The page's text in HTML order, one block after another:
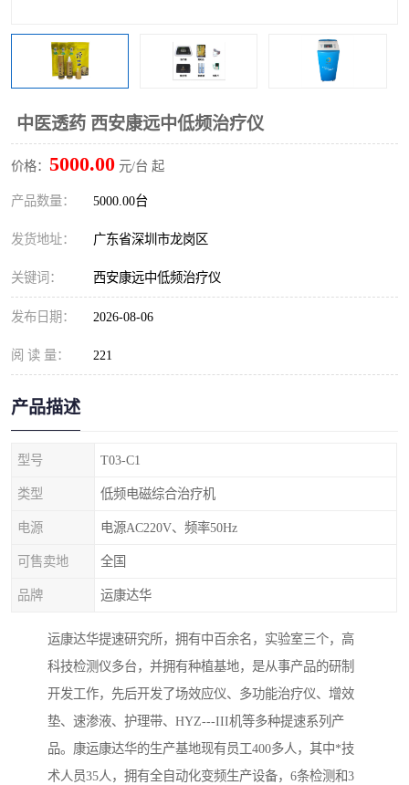
中医透药 西安康远中低频治疗仪
价格： 5000.00 元/台 起
产品数量： 5000.00台
发货地址： 广东省深圳市龙岗区
关键词： 西安康远中低频治疗仪
发布日期： 2026-08-06
阅 读 量： 221
产品描述
型号 T03-C1
类型 低频电磁综合治疗机
电源 电源AC220V、频率50Hz
可售卖地 全国
品牌 运康达华
运康达华提速研究所，拥有中百余名，实验室三个，高
科技检测仪多台，并拥有种植基地，是从事产品的研制
开发工作，先后开发了场效应仪、多功能治疗仪、增效
垫、速渗液、护理带、HYZ---III机等多种提速系列产
品。康运康达华的生产基地现有员工400多人，其中*技
术人员35人，拥有全自动化变频生产设备，6条检测和3